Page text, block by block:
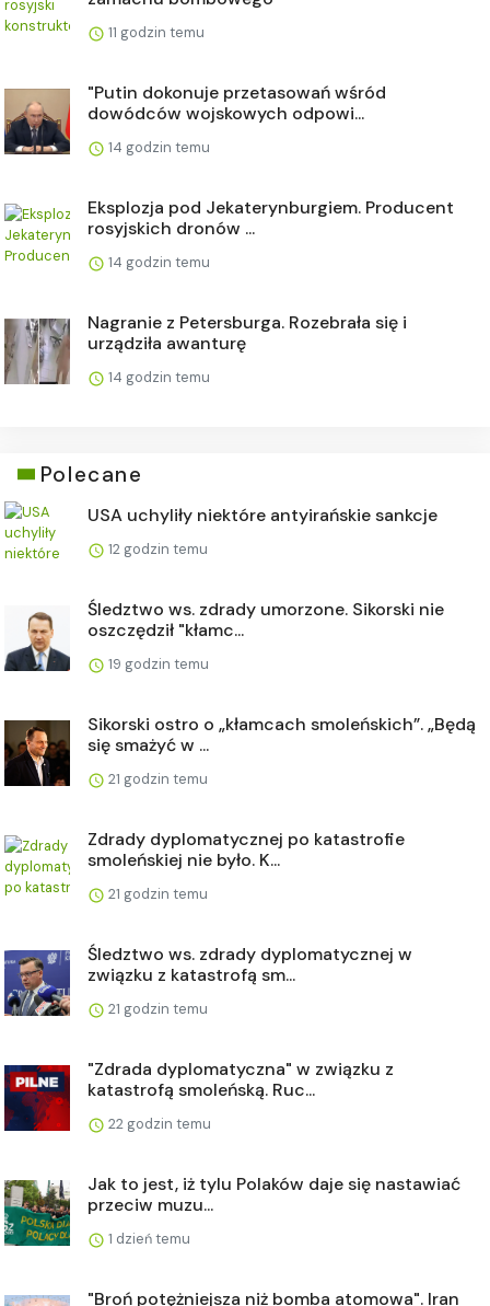
11 godzin temu
"Putin dokonuje przetasowań wśród
dowódców wojskowych odpowi...
14 godzin temu
Eksplozja pod Jekaterynburgiem. Producent
rosyjskich dronów ...
14 godzin temu
Nagranie z Petersburga. Rozebrała się i
urządziła awanturę
14 godzin temu
Polecane
USA uchyliły niektóre antyirańskie sankcje
12 godzin temu
Śledztwo ws. zdrady umorzone. Sikorski nie
oszczędził "kłamc...
19 godzin temu
Sikorski ostro o „kłamcach smoleńskich”. „Będą
się smażyć w ...
21 godzin temu
Zdrady dyplomatycznej po katastrofie
smoleńskiej nie było. K...
21 godzin temu
Śledztwo ws. zdrady dyplomatycznej w
związku z katastrofą sm...
21 godzin temu
"Zdrada dyplomatyczna" w związku z
katastrofą smoleńską. Ruc...
22 godzin temu
Jak to jest, iż tylu Polaków daje się nastawiać
przeciw muzu...
1 dzień temu
"Broń potężniejsza niż bomba atomowa". Iran